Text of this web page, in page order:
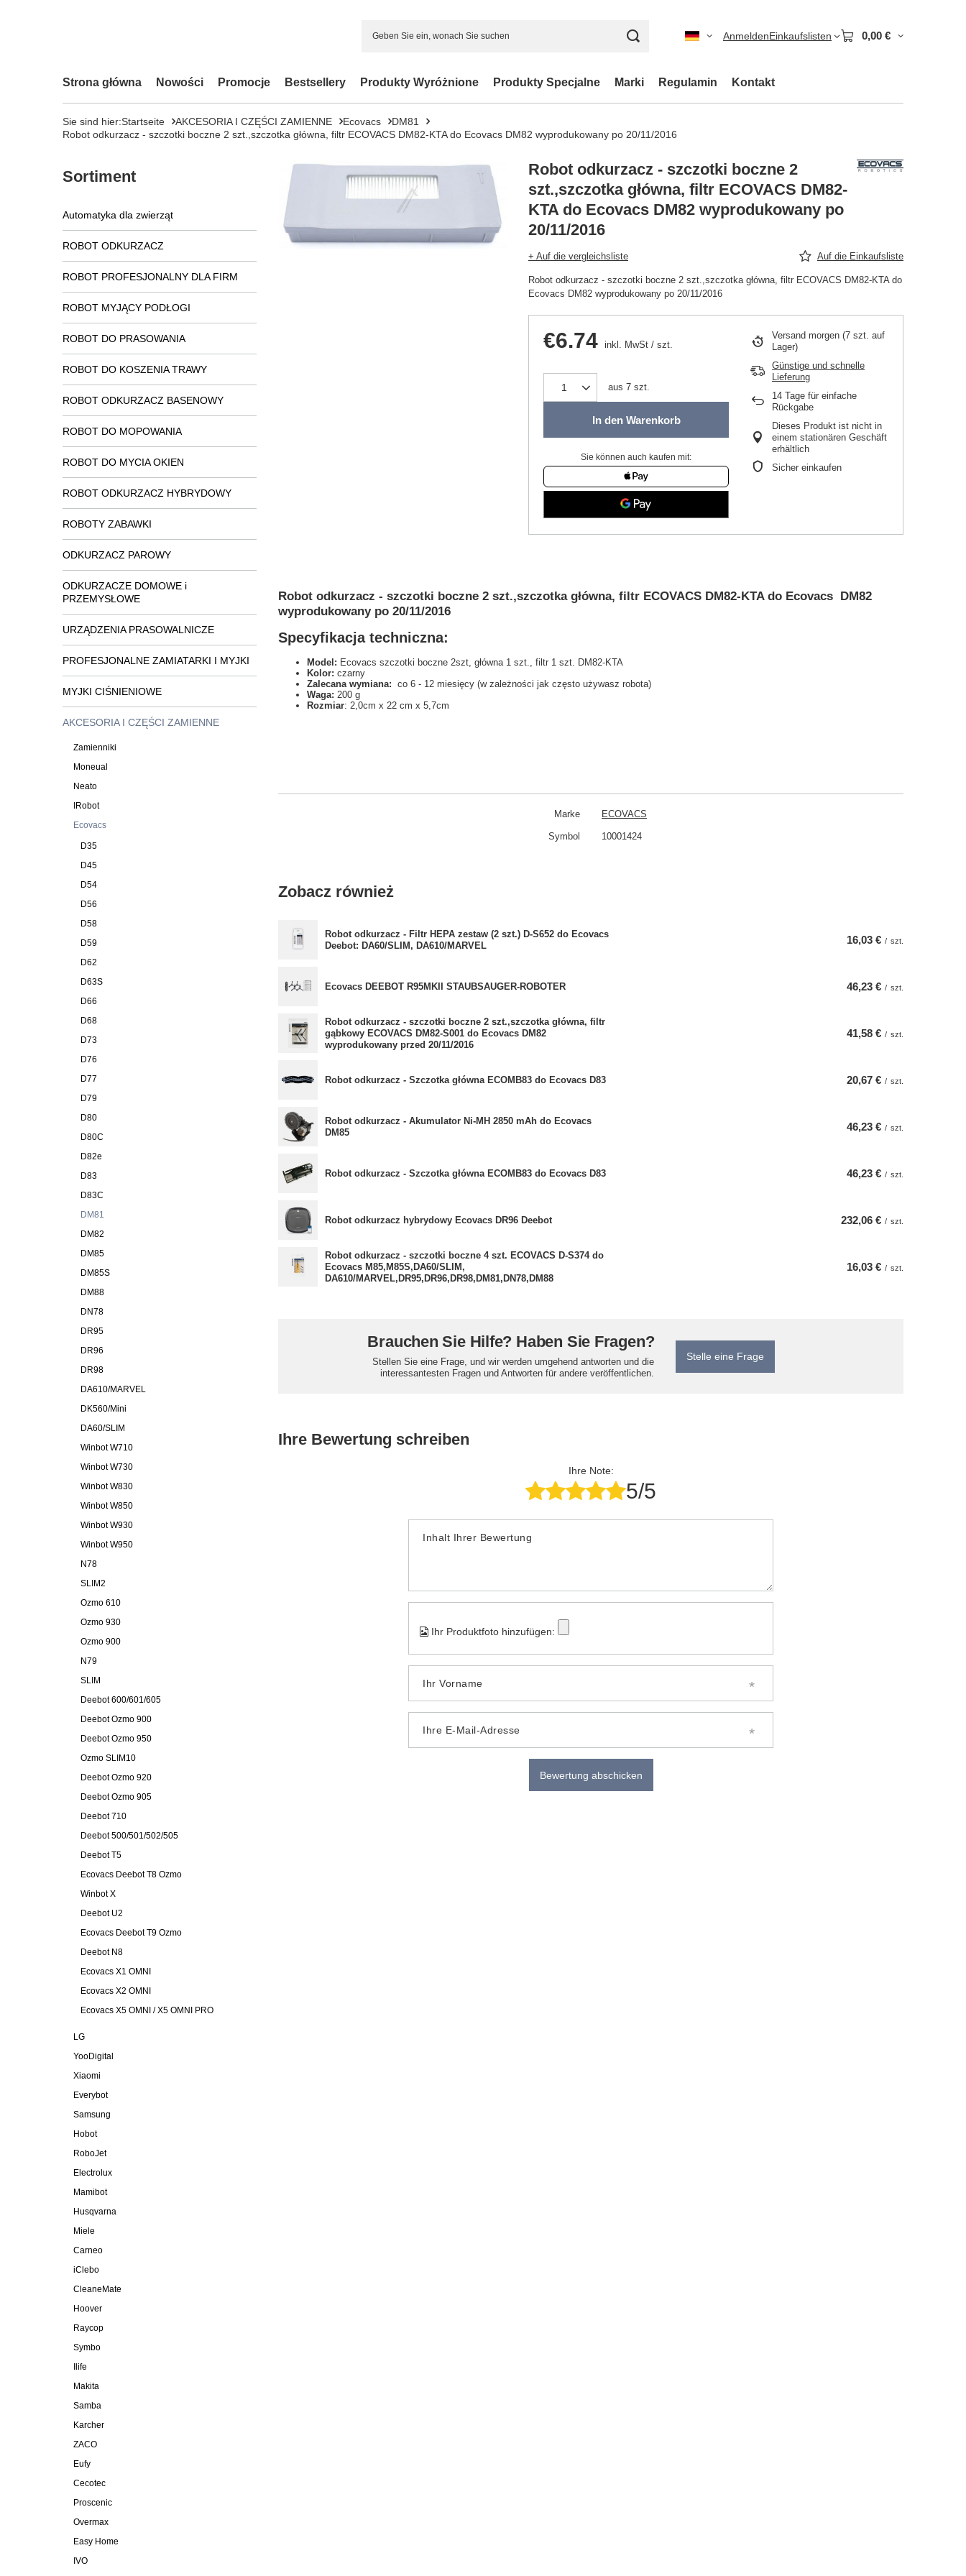
AnmeldenEinkaufslisten 0,00 €
Strona główna Nowości Promocje Bestsellery Produkty Wyróżnione Produkty Specjalne Marki Regulamin Kontakt
Sie sind hier:Startseite AKCESORIA I CZĘŚCI ZAMIENNE Ecovacs
DM81
Robot odkurzacz - szczotki boczne 2 szt.,szczotka główna, filtr ECOVACS DM82-KTA do Ecovacs DM82 wyprodukowany po 20/11/2016
Sortiment
Automatyka dla zwierząt
ROBOT ODKURZACZ
ROBOT PROFESJONALNY DLA FIRM
ROBOT MYJĄCY PODŁOGI
ROBOT DO PRASOWANIA
ROBOT DO KOSZENIA TRAWY
ROBOT ODKURZACZ BASENOWY
ROBOT DO MOPOWANIA
ROBOT DO MYCIA OKIEN
ROBOT ODKURZACZ HYBRYDOWY
ROBOTY ZABAWKI
ODKURZACZ PAROWY
ODKURZACZE DOMOWE i
PRZEMYSŁOWE
URZĄDZENIA PRASOWALNICZE
PROFESJONALNE ZAMIATARKI I MYJKI
MYJKI CIŚNIENIOWE
AKCESORIA I CZĘŚCI ZAMIENNE
Zamienniki
Moneual
Neato
IRobot
Ecovacs
D35
D45
D54
D56
D58
D59
D62
D63S
D66
D68
D73
D76
D77
D79
D80
D80C
D82e
D83
D83C
DM81
DM82
DM85
DM85S
DM88
DN78
DR95
DR96
DR98
DA610/MARVEL
DK560/Mini
DA60/SLIM
Winbot W710
Winbot W730
Winbot W830
Winbot W850
Winbot W930
Winbot W950
N78
SLIM2
Ozmo 610
Ozmo 930
Ozmo 900
N79
SLIM
Deebot 600/601/605
Deebot Ozmo 900
Deebot Ozmo 950
Ozmo SLIM10
Deebot Ozmo 920
Deebot Ozmo 905
Deebot 710
Deebot 500/501/502/505
Deebot T5
Ecovacs Deebot T8 Ozmo
Winbot X
Deebot U2
Ecovacs Deebot T9 Ozmo
Deebot N8
Ecovacs X1 OMNI
Ecovacs X2 OMNI
Ecovacs X5 OMNI / X5 OMNI PRO
LG
YooDigital
Xiaomi
Everybot
Samsung
Hobot
RoboJet
Electrolux
Mamibot
Husqvarna
Miele
Carneo
iClebo
CleaneMate
Hoover
Raycop
Symbo
Ilife
Makita
Samba
Karcher
ZACO
Eufy
Cecotec
Proscenic
Overmax
Easy Home
IVO
Robot odkurzacz - szczotki boczne 2
szt.,szczotka główna, filtr ECOVACS DM82-
KTA do Ecovacs DM82 wyprodukowany po
20/11/2016
+ Auf die vergleichsliste Auf die Einkaufsliste
Robot odkurzacz - szczotki boczne 2 szt.,szczotka główna, filtr ECOVACS DM82-KTA do
Ecovacs DM82 wyprodukowany po 20/11/2016
€6.74 inkl. MwSt / szt.
aus 7 szt.
In den Warenkorb
Sie können auch kaufen mit:
Versand morgen (7 szt. auf
Lager)
Günstige und schnelle
Lieferung
14 Tage für einfache
Rückgabe
Dieses Produkt ist nicht in
einem stationären Geschäft
erhältlich
Sicher einkaufen
Robot odkurzacz - szczotki boczne 2 szt.,szczotka główna, filtr ECOVACS DM82-KTA do Ecovacs DM82
wyprodukowany po 20/11/2016
Specyfikacja techniczna:
Model: Ecovacs szczotki boczne 2szt, główna 1 szt., filtr 1 szt. DM82-KTA
Kolor: czarny
Zalecana wymiana: co 6 - 12 miesięcy (w zależności jak często używasz robota)
Waga: 200 g
Rozmiar: 2,0cm x 22 cm x 5,7cm
Marke ECOVACS
Symbol 10001424
Zobacz również
Robot odkurzacz - Filtr HEPA zestaw (2 szt.) D-S652 do Ecovacs
Deebot: DA60/SLIM, DA610/MARVEL
16,03 € / szt.
Ecovacs DEEBOT R95MKII STAUBSAUGER-ROBOTER 46,23 € / szt.
Robot odkurzacz - szczotki boczne 2 szt.,szczotka główna, filtr
gąbkowy ECOVACS DM82-S001 do Ecovacs DM82
wyprodukowany przed 20/11/2016
41,58 € / szt.
Robot odkurzacz - Szczotka główna ECOMB83 do Ecovacs D83 20,67 € / szt.
Robot odkurzacz - Akumulator Ni-MH 2850 mAh do Ecovacs
DM85
46,23 € / szt.
Robot odkurzacz - Szczotka główna ECOMB83 do Ecovacs D83 46,23 € / szt.
Robot odkurzacz hybrydowy Ecovacs DR96 Deebot 232,06 € / szt.
Robot odkurzacz - szczotki boczne 4 szt. ECOVACS D-S374 do
Ecovacs M85,M85S,DA60/SLIM,
DA610/MARVEL,DR95,DR96,DR98,DM81,DN78,DM88
16,03 € / szt.
Brauchen Sie Hilfe? Haben Sie Fragen?
Stellen Sie eine Frage, und wir werden umgehend antworten und die
interessantesten Fragen und Antworten für andere veröffentlichen.
Stelle eine Frage
Ihre Bewertung schreiben
Ihre Note:
5/5
Inhalt Ihrer Bewertung
Ihr Produktfoto hinzufügen:
Ihr Vorname
Ihre E-Mail-Adresse
Bewertung abschicken